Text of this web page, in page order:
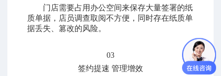
门店需要占用办公空间来保存大量签署的纸
质单据，店员调查取阅不方便，同时存在纸质单
据丢失、篡改的风险。
03
签约提速 管理增效